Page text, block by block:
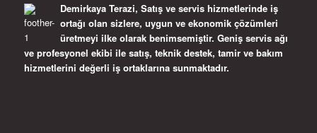
Demirkaya Terazi, Satış ve servis hizmetlerinde iş
ortağı olan sizlere, uygun ve ekonomik çözümleri
üretmeyi ilke olarak benimsemiştir. Geniş servis ağı
ve profesyonel ekibi ile satış, teknik destek, tamir ve bakım
hizmetlerini değerli iş ortaklarına sunmaktadır.